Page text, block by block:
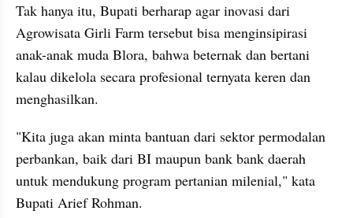
Tak hanya itu, Bupati berharap agar inovasi dari
Agrowisata Girli Farm tersebut bisa menginsipirasi
anak-anak muda Blora, bahwa beternak dan bertani
kalau dikelola secara profesional ternyata keren dan
menghasilkan.
"Kita juga akan minta bantuan dari sektor permodalan
perbankan, baik dari BI maupun bank bank daerah
untuk mendukung program pertanian milenial," kata
Bupati Arief Rohman.